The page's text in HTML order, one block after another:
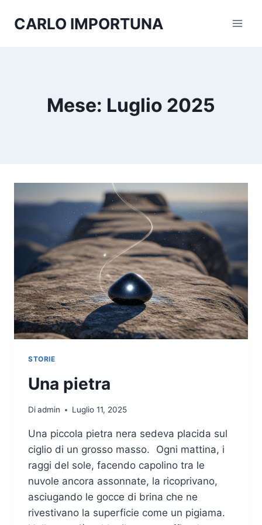
CARLO IMPORTUNA
Mese: Luglio 2025
STORIE
Una pietra
Diadmin Luglio 11, 2025
Una piccola pietra nera sedeva placida sul
ciglio di un grosso masso. Ogni mattina, i
raggi del sole, facendo capolino tra le
nuvole ancora assonnate, la ricoprivano,
asciugando le gocce di brina che ne
rivestivano la superficie come un pigiama.